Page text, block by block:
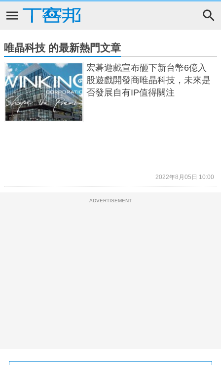
唯晶科技 的最新熱門文章
宏碁遊戲宣布砸下新台幣6億入
股遊戲開發商唯晶科技，未來是
否發展自有IP值得關注
2022年8月05日 10:00
ADVERTISEMENT